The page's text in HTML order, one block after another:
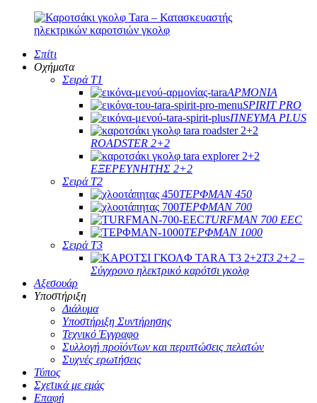
Σπίτι
Οχήματα
Σειρά T1
ΑΡΜΟΝΙΑ
SPIRIT PRO
ΠΝΕΥΜΑ PLUS
ROADSTER 2+2
ΕΞΕΡΕΥΝΗΤΗΣ 2+2
Σειρά T2
ΤΕΡΦΜΑΝ 450
ΤΕΡΦΜΑΝ 700
TURFMAN 700 EEC
ΤΕΡΦΜΑΝ 1000
Σειρά T3
T3 2+2 –
Σύγχρονο ηλεκτρικό καρότσι γκολφ
Αξεσουάρ
Υποστήριξη
Διάλυμα
Υποστήριξη Συντήρησης
Τεχνικό Έγγραφο
Συλλογή προϊόντων και περιπτώσεις πελατών
Συχνές ερωτήσεις
Τύπος
Σχετικά με εμάς
Επαφή